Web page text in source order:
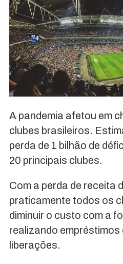
A pandemia afetou em
clubes brasileiros.
perda de 1 bilhão de
20 principais clubes.
Com a perda de receita
praticamente todos os
diminuir o custo com a
realizando empréstimos
liberações.